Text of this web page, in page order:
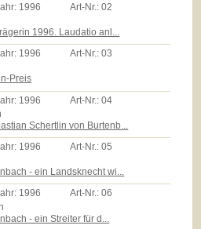
1996 Art-Nr.:02
1996. Laudatio anl...
1996 Art-Nr.:03
Preis
1996 Art-Nr.:04
Schertlin von Burtenb...
1996 Art-Nr.:05
- ein Landsknecht wi...
1996 Art-Nr.:06
- ein Streiter für d...